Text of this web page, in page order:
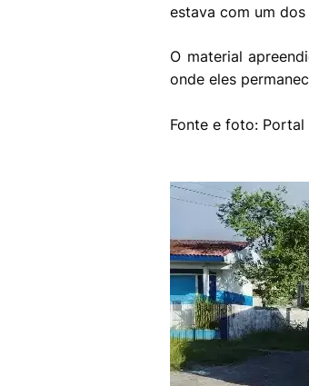
estava com um
O material
onde eles
Fonte e foto: Portal